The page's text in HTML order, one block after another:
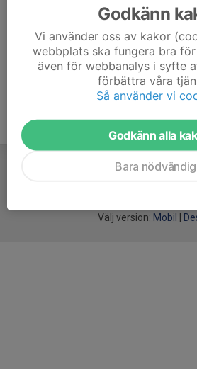
Välj version: Mobil
Godkänn
Vi använder oss av kakor
webbplats ska fungera bra
även för webbanalys i syfte
förbättra våra
Så använder vi
Godkänn alla
Bara